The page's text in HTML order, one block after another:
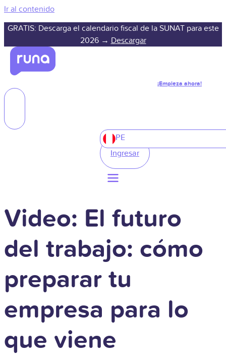
Ir al contenido
GRATIS: Descarga el calendario fiscal de la SUNAT para este
2026 → Descargar
¡Empieza ahora!
PE
Ingresar
Video: El futuro
del trabajo: cómo
preparar tu
empresa para lo
que viene